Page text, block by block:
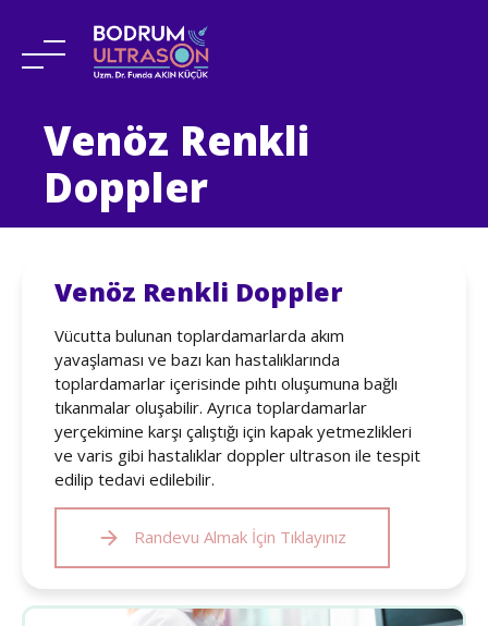
content
Venöz Renkli
Doppler
Venöz Renkli Doppler
Vücutta bulunan toplardamarlarda akım
yavaşlaması ve bazı kan hastalıklarında
toplardamarlar içerisinde pıhtı oluşumuna bağlı
tıkanmalar oluşabilir. Ayrıca toplardamarlar
yerçekimine karşı çalıştığı için kapak yetmezlikleri
ve varis gibi hastalıklar doppler ultrason ile tespit
edilip tedavi edilebilir.
Randevu Almak İçin Tıklayınız